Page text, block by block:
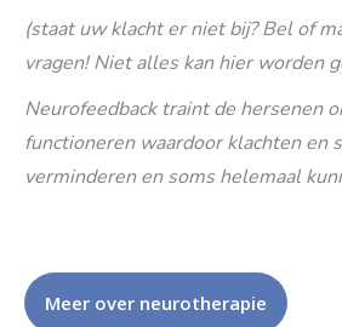
(staat uw klacht er niet bij? Bel of
vragen! Niet alles kan hier worden
Neurofeedback traint de hersenen
functioneren waardoor klachten en
verminderen en soms helemaal
Meer over neurotherapie